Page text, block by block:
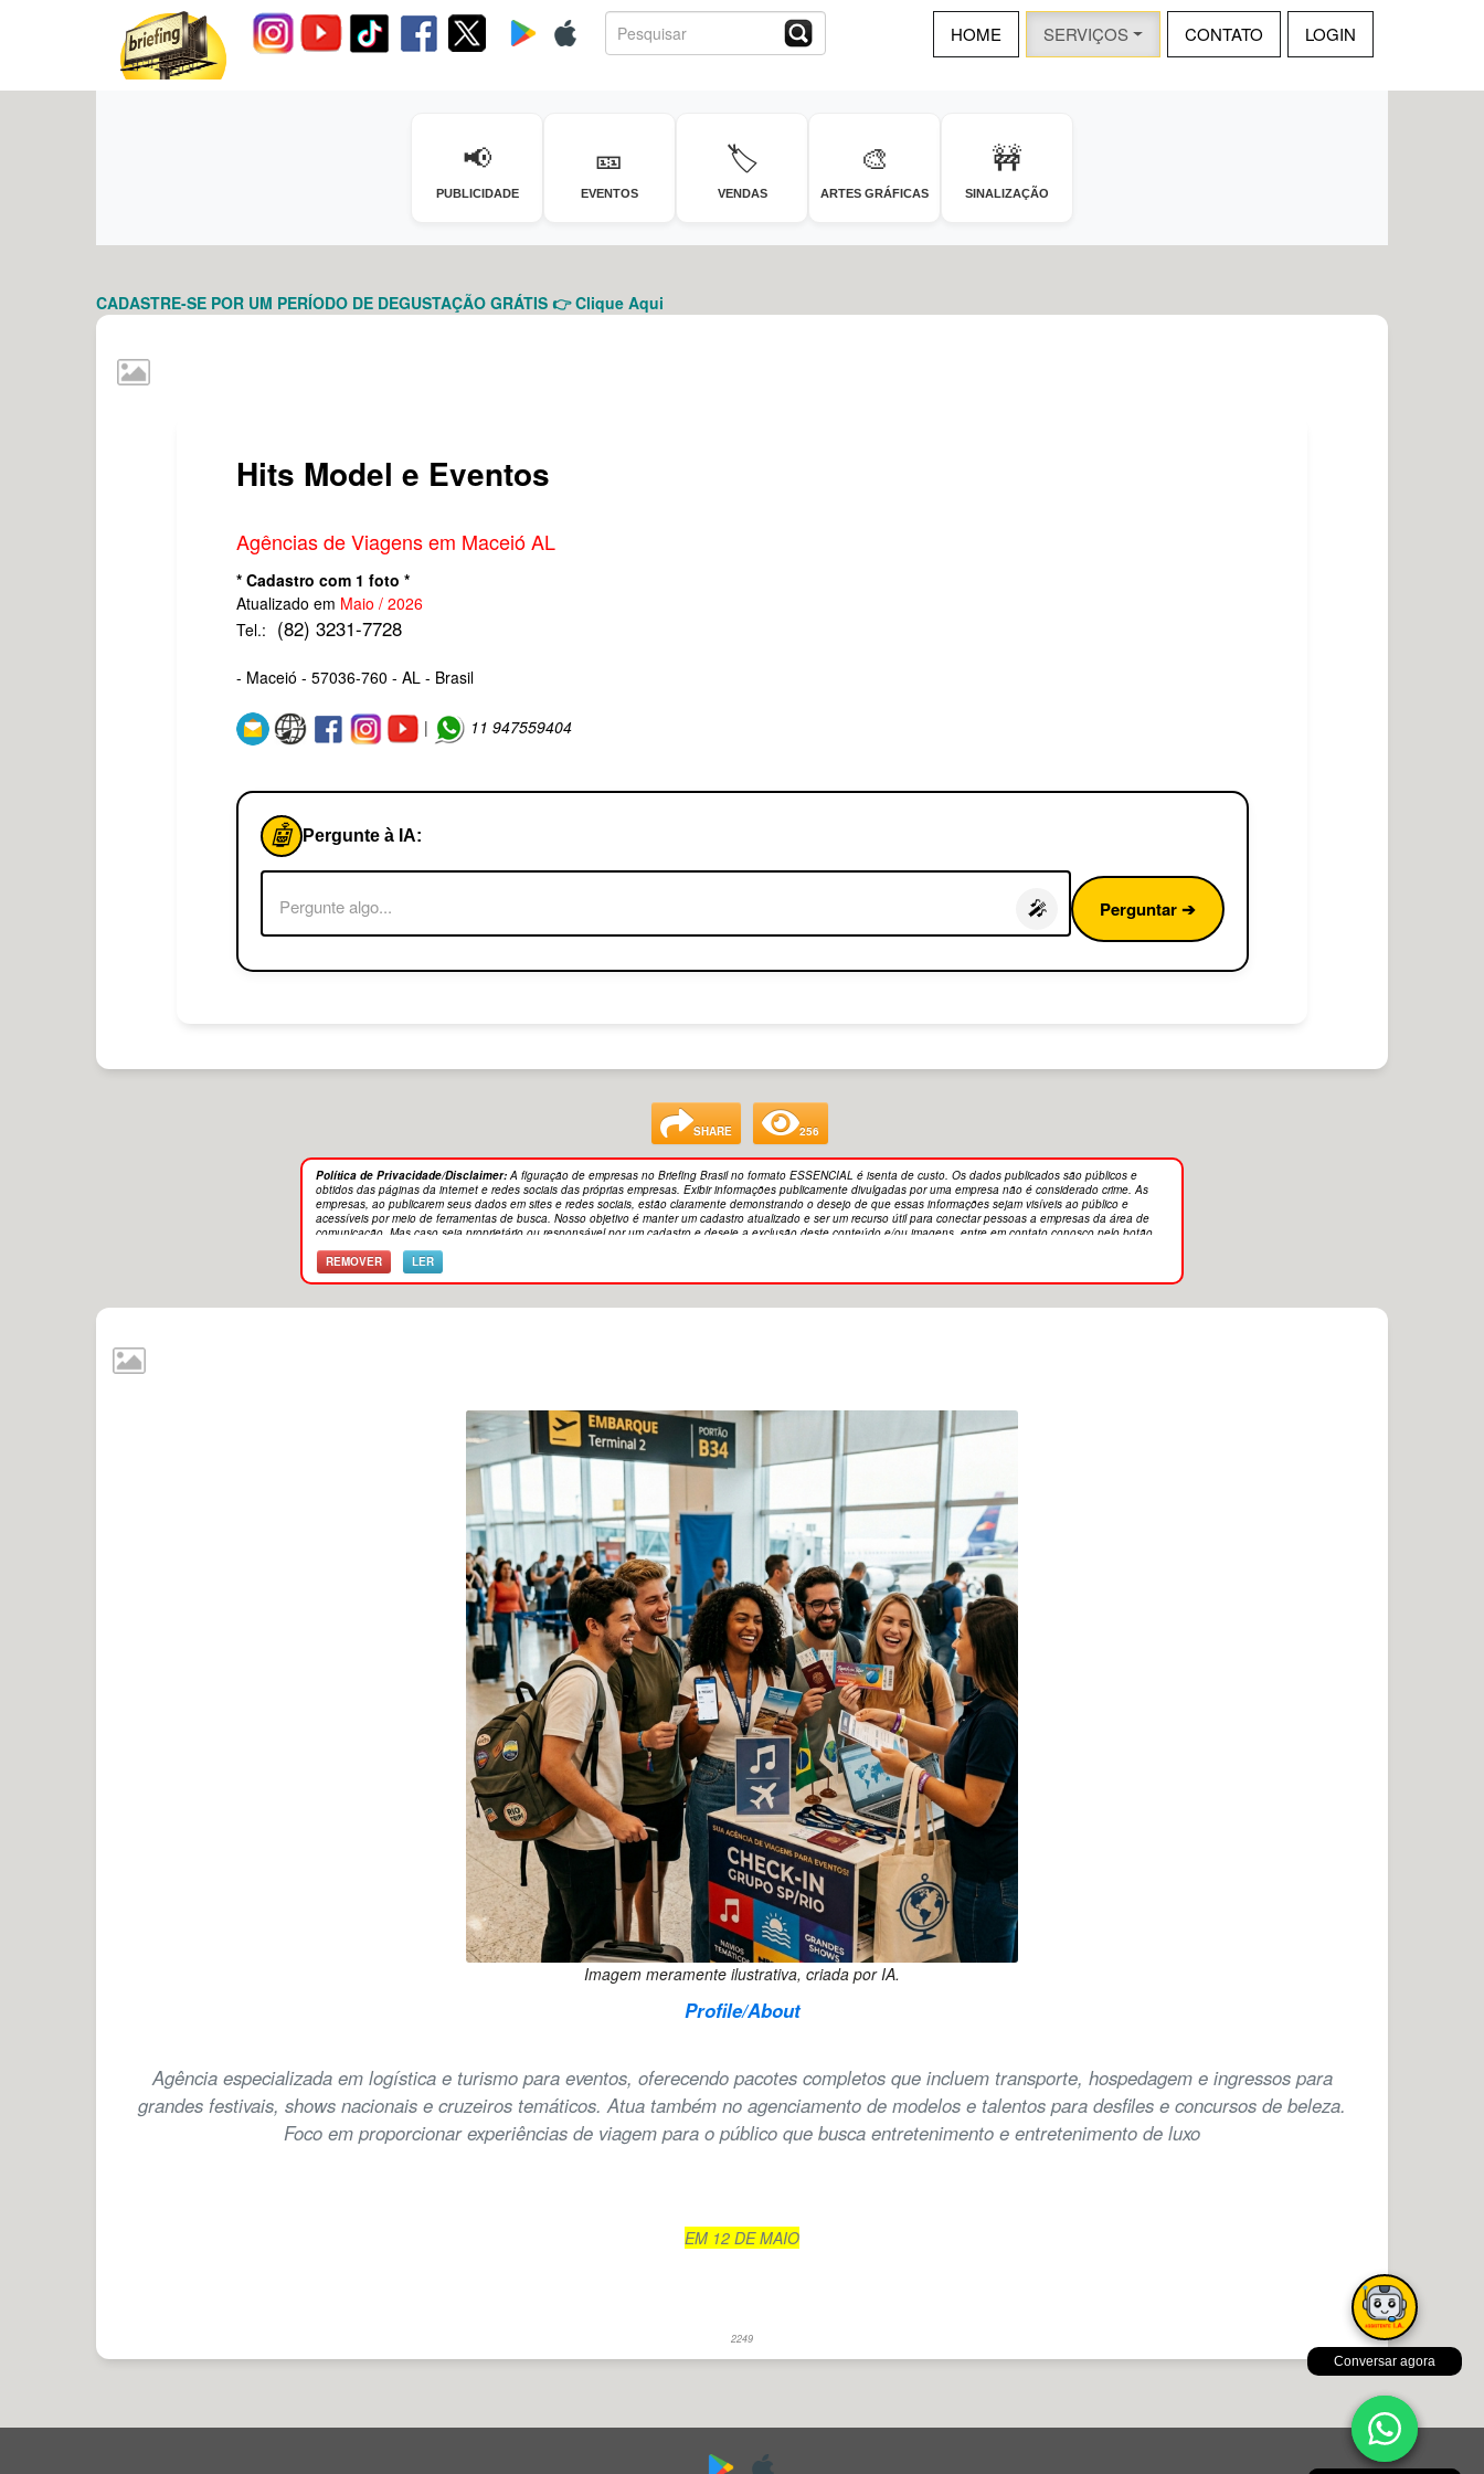
HOME SERVIÇOS CONTATO LOGIN
📢
PUBLICIDADE
🎫
EVENTOS
🏷️
VENDAS
🎨
ARTES GRÁFICAS
🚧
SINALIZAÇÃO
Conversar agora
CADASTRE-SE POR UM PERÍODO DE DEGUSTAÇÃO GRÁTIS 👉 Clique Aqui
Hits Model e Eventos
Agências de Viagens em Maceió AL
* Cadastro com 1 foto *
Atualizado em Maio / 2026
Tel.: (82) 3231-7728
- Maceió - 57036-760 - AL - Brasil
| 11 947559404
🤖 Pergunte à IA:
🎤 Perguntar ➔
SHARE 256
Política de Privacidade/Disclaimer: A figuração de empresas no Briefing Brasil no formato ESSENCIAL é isenta de custo. Os dados publicados são públicos e
obtidos das páginas da internet e redes sociais das próprias empresas. Exibir informações publicamente divulgadas por uma empresa não é considerado crime. As
empresas, ao publicarem seus dados em sites e redes sociais, estão claramente demonstrando o desejo de que essas informações sejam visíveis ao público e
acessíveis por meio de ferramentas de busca. Nosso objetivo é manter um cadastro atualizado e ser um recurso útil para conectar pessoas a empresas da área de
comunicação. Mas caso seja proprietário ou responsável por um cadastro e deseje a exclusão deste conteúdo e/ou imagens, entre em contato conosco pelo botão
REMOVER
LER
Imagem meramente ilustrativa, criada por IA.
Profile/About
Agência especializada em logística e turismo para eventos, oferecendo pacotes completos que incluem transporte, hospedagem e ingressos para
grandes festivais, shows nacionais e cruzeiros temáticos. Atua também no agenciamento de modelos e talentos para desfiles e concursos de beleza.
Foco em proporcionar experiências de viagem para o público que busca entretenimento e entretenimento de luxo
EM 12 DE MAIO
2249